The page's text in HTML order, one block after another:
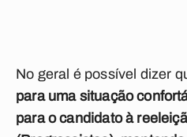
No geral é possível dizer
para uma situação
para o candidato à